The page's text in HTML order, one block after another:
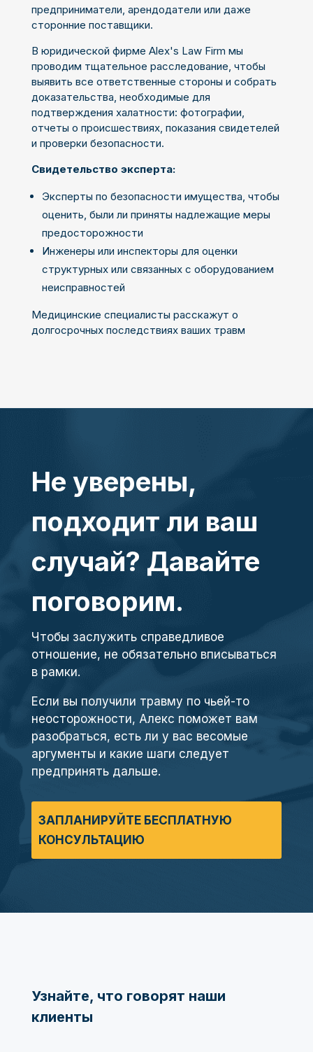
предприниматели, арендодатели или даже
сторонние поставщики.
В юридической фирме Alex's Law Firm мы
проводим тщательное расследование, чтобы
выявить все ответственные стороны и собрать
доказательства, необходимые для
подтверждения халатности: фотографии,
отчеты о происшествиях, показания свидетелей
и проверки безопасности.
Свидетельство эксперта:
Эксперты по безопасности имущества, чтобы
оценить, были ли приняты надлежащие меры
предосторожности
Инженеры или инспекторы для оценки
структурных или связанных с оборудованием
неисправностей
Медицинские специалисты расскажут о
долгосрочных последствиях ваших травм
Не уверены,
подходит ли ваш
случай? Давайте
поговорим.
Чтобы заслужить справедливое
отношение, не обязательно вписываться
в рамки.
Если вы получили травму по чьей-то
неосторожности, Алекс поможет вам
разобраться, есть ли у вас весомые
аргументы и какие шаги следует
предпринять дальше.
ЗАПЛАНИРУЙТЕ БЕСПЛАТНУЮ
КОНСУЛЬТАЦИЮ
Узнайте, что говорят наши
клиенты